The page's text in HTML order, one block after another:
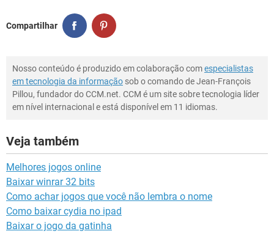
Compartilhar
Nosso conteúdo é produzido em colaboração comespecialistas
em tecnologia da informação sob o comando de Jean-François
Pillou, fundador do CCM.net. CCM é um site sobre tecnologia líder
em nível internacional e está disponível em 11 idiomas.
Veja também
Melhores jogos online
Baixar winrar 32 bits
Como achar jogos que você não lembra o nome
Como baixar cydia no ipad
Baixar o jogo da gatinha